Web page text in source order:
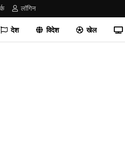
लॉगिन
देश विदेश खेल